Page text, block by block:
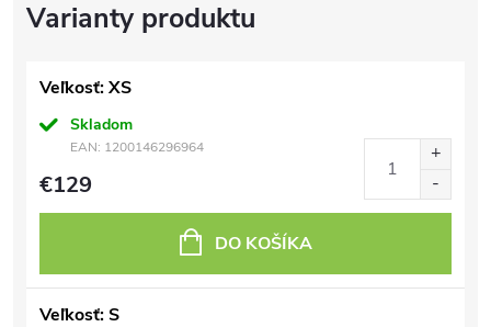
Veľkosť: XS
Skladom
EAN: 1200146296964
€129
DO KOŠÍKA
Veľkosť: S